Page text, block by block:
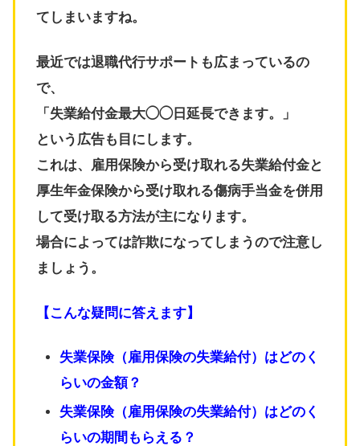
てしまいますね。
最近では退職代行サポートも広まっているの
で、
「失業給付金最大◯◯日延長できます。」
という広告も目にします。
これは、雇用保険から受け取れる失業給付金と
厚生年金保険から受け取れる傷病手当金を併用
して受け取る方法が主になります。
場合によっては詐欺になってしまうので注意し
ましょう。
【こんな疑問に答えます】
失業保険（雇用保険の失業給付）はどのく
らいの金額？
失業保険（雇用保険の失業給付）はどのく
らいの期間もらえる？